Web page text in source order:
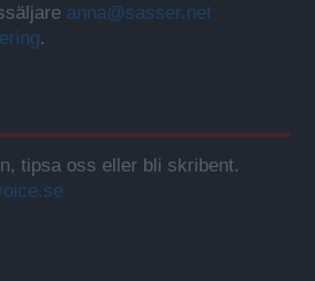
anna@sasser.net
.
tipsa oss eller bli skribent.